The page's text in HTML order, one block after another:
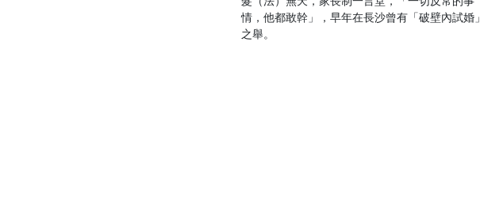
情，他都敢幹」，早年在長沙曾有「破壁內試婚」
之舉。